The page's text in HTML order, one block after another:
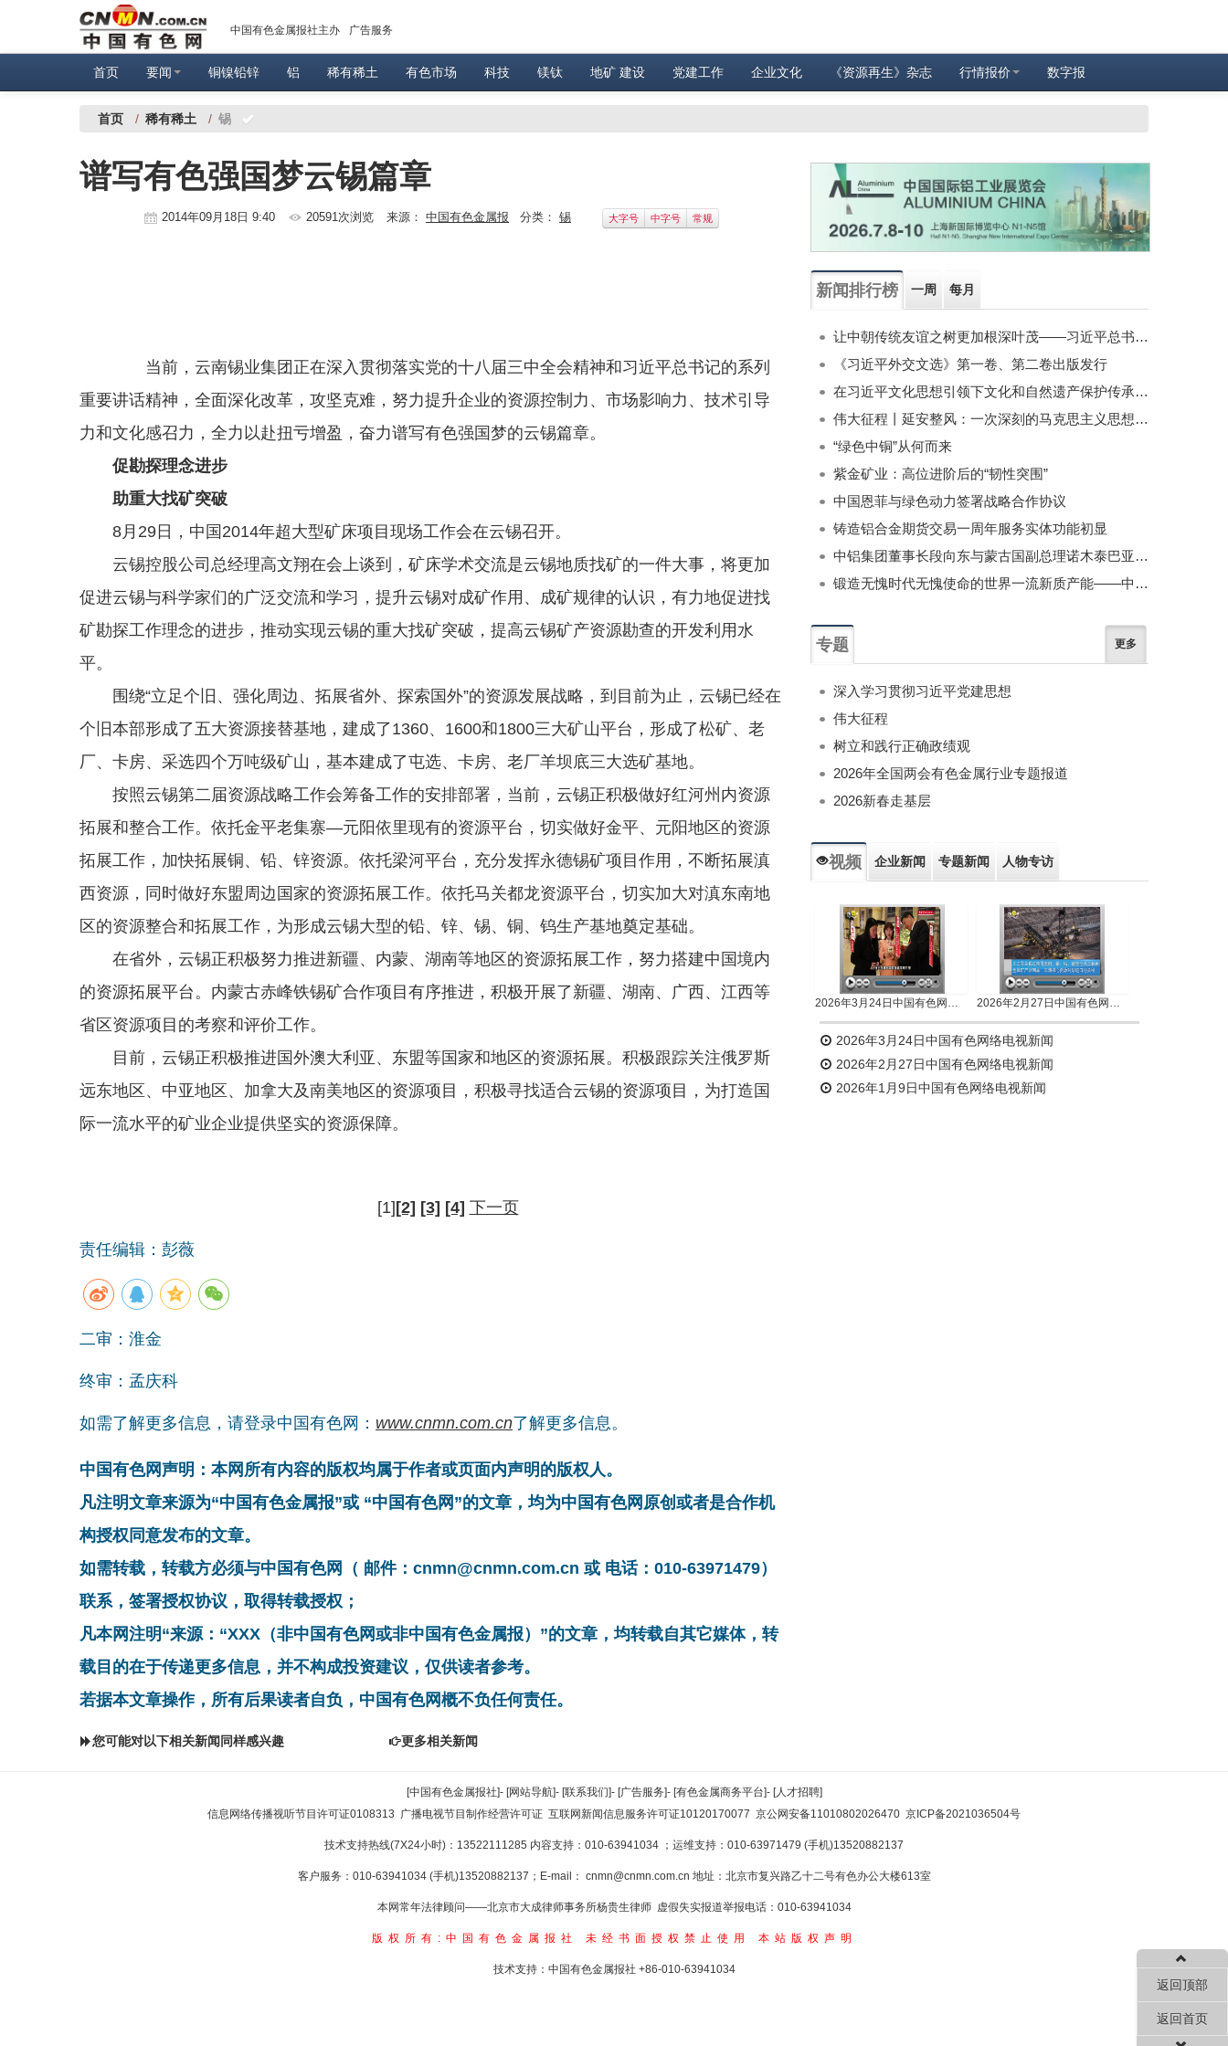
中国有色金属报社主办 广告服务
首页 要闻 铜镍铅锌 铝 稀有稀土 有色市场 科技 镁钛 地矿 建设 党建工作 企业文化 《资源再生》杂志 行情报价 数字报
首页 / 稀有稀土 / 锡
谱写有色强国梦云锡篇章
2014年09月18日 9:40 20591次浏览 来源： 中国有色金属报 分类： 锡 大字号 中字号 常规
当前，云南锡业集团正在深入贯彻落实党的十八届三中全会精神和习近平总书记的系列
重要讲话精神，全面深化改革，攻坚克难，努力提升企业的资源控制力、市场影响力、技术引导
力和文化感召力，全力以赴扭亏增盈，奋力谱写有色强国梦的云锡篇章。
促勘探理念进步
助重大找矿突破
8月29日，中国2014年超大型矿床项目现场工作会在云锡召开。
云锡控股公司总经理高文翔在会上谈到，矿床学术交流是云锡地质找矿的一件大事，将更加
促进云锡与科学家们的广泛交流和学习，提升云锡对成矿作用、成矿规律的认识，有力地促进找
矿勘探工作理念的进步，推动实现云锡的重大找矿突破，提高云锡矿产资源勘查的开发利用水
平。
围绕“立足个旧、强化周边、拓展省外、探索国外”的资源发展战略，到目前为止，云锡已经在
个旧本部形成了五大资源接替基地，建成了1360、1600和1800三大矿山平台，形成了松矿、老
厂、卡房、采选四个万吨级矿山，基本建成了屯选、卡房、老厂羊坝底三大选矿基地。
按照云锡第二届资源战略工作会筹备工作的安排部署，当前，云锡正积极做好红河州内资源
拓展和整合工作。依托金平老集寨—元阳依里现有的资源平台，切实做好金平、元阳地区的资源
拓展工作，加快拓展铜、铅、锌资源。依托梁河平台，充分发挥永德锡矿项目作用，不断拓展滇
西资源，同时做好东盟周边国家的资源拓展工作。依托马关都龙资源平台，切实加大对滇东南地
区的资源整合和拓展工作，为形成云锡大型的铅、锌、锡、铜、钨生产基地奠定基础。
在省外，云锡正积极努力推进新疆、内蒙、湖南等地区的资源拓展工作，努力搭建中国境内
的资源拓展平台。内蒙古赤峰铁锡矿合作项目有序推进，积极开展了新疆、湖南、广西、江西等
省区资源项目的考察和评价工作。
目前，云锡正积极推进国外澳大利亚、东盟等国家和地区的资源拓展。积极跟踪关注俄罗斯
远东地区、中亚地区、加拿大及南美地区的资源项目，积极寻找适合云锡的资源项目，为打造国
际一流水平的矿业企业提供坚实的资源保障。
[1][2] [3] [4] 下一页
责任编辑：彭薇
二审：淮金
终审：孟庆科
如需了解更多信息，请登录中国有色网： www.cnmn.com.cn了解更多信息。
中国有色网声明：本网所有内容的版权均属于作者或页面内声明的版权人。
凡注明文章来源为“中国有色金属报”或 “中国有色网”的文章，均为中国有色网原创或者是合作机
构授权同意发布的文章。
如需转载，转载方必须与中国有色网（ 邮件：cnmn@cnmn.com.cn 或 电话：010-63971479）
联系，签署授权协议，取得转载授权；
凡本网注明“来源：“XXX（非中国有色网或非中国有色金属报）”的文章，均转载自其它媒体，转
载目的在于传递更多信息，并不构成投资建议，仅供读者参考。
若据本文章操作，所有后果读者自负，中国有色网概不负任何责任。
您可能对以下相关新闻同样感兴趣 更多相关新闻
新闻排行榜 一周 每月
让中朝传统友谊之树更加根深叶茂——习近平总书记对朝鲜进行国事访问纪实
《习近平外交文选》第一卷、第二卷出版发行
在习近平文化思想引领下文化和自然遗产保护传承利用工作开创新局面
伟大征程丨延安整风：一次深刻的马克思主义思想教育运动
“绿色中铜”从何而来
紫金矿业：高位进阶后的“韧性突围”
中国恩菲与绿色动力签署战略合作协议
铸造铝合金期货交易一周年服务实体功能初显
中铝集团董事长段向东与蒙古国副总理诺木泰巴亚尔举行会谈
锻造无愧时代无愧使命的世界一流新质产能——中国有色金属工业的战略应对与破局之道（二）
专题 更多
深入学习贯彻习近平党建思想
伟大征程
树立和践行正确政绩观
2026年全国两会有色金属行业专题报道
2026新春走基层
视频 企业新闻 专题新闻 人物专访
2026年3月24日中国有色网络电视新闻 2026年2月27日中国有色网络电视新闻
2026年3月24日中国有色网络电视新闻
2026年2月27日中国有色网络电视新闻
2026年1月9日中国有色网络电视新闻
返回顶部
返回首页
[中国有色金属报社]- [网站导航]- [联系我们]- [广告服务]- [有色金属商务平台]- [人才招聘]
信息网络传播视听节目许可证0108313 广播电视节目制作经营许可证 互联网新闻信息服务许可证10120170077 京公网安备11010802026470 京ICP备2021036504号
技术支持热线(7X24小时)：13522111285 内容支持：010-63941034 ；运维支持：010-63971479 (手机)13520882137
客户服务：010-63941034 (手机)13520882137；E-mail： cnmn@cnmn.com.cn 地址：北京市复兴路乙十二号有色办公大楼613室
本网常年法律顾问——北京市大成律师事务所杨贵生律师 虚假失实报道举报电话：010-63941034
版权所有:中国有色金属报社 未经书面授权禁止使用 本站版权声明
技术支持：中国有色金属报社 +86-010-63941034